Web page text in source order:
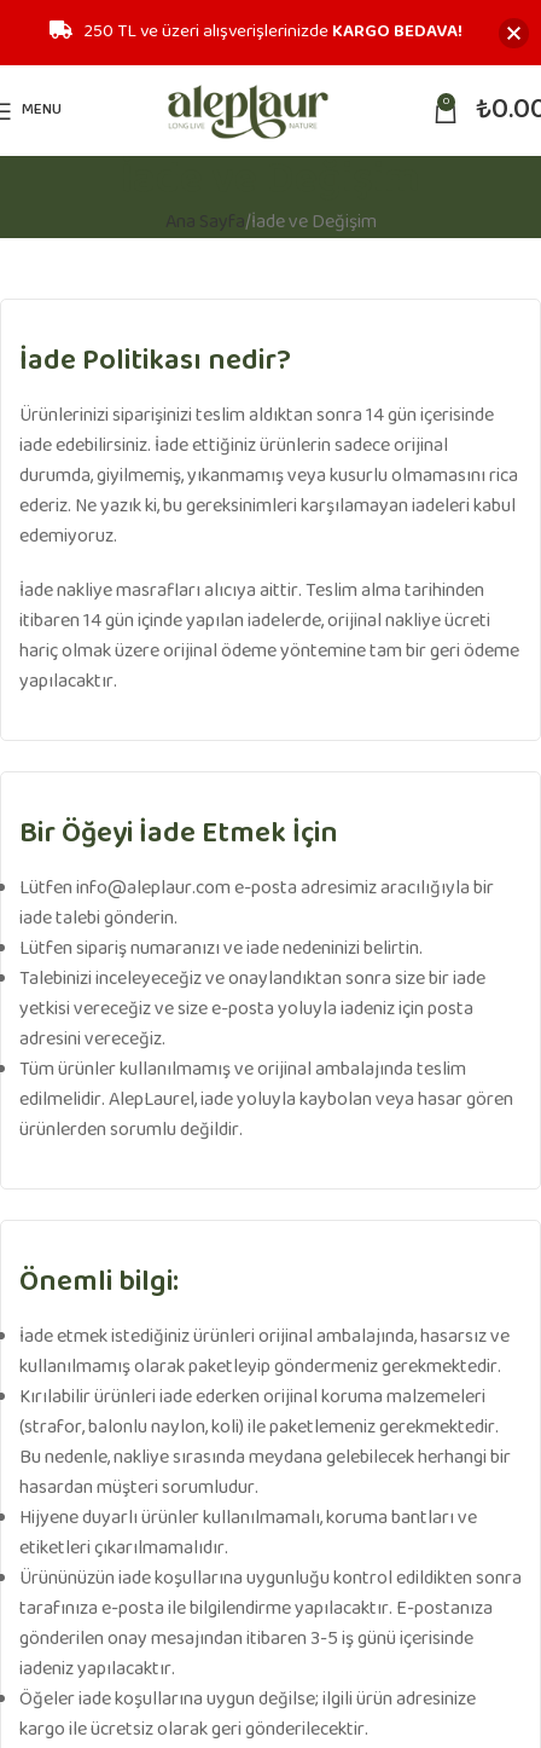
MENU 0 ₺
İade ve Değişim
Ana Sayfa İade ve Değişim
İade Politikası nedir?
Ürünlerinizi siparişinizi teslim aldıktan sonra 14 gün içerisinde
iade edebilirsiniz. İade ettiğiniz ürünlerin sadece orijinal
durumda, giyilmemiş, yıkanmamış veya kusurlu olmamasını rica
ederiz. Ne yazık ki, bu gereksinimleri karşılamayan iadeleri kabul
edemiyoruz.
İade nakliye masrafları alıcıya aittir. Teslim alma tarihinden
itibaren 14 gün içinde yapılan iadelerde, orijinal nakliye ücreti
hariç olmak üzere orijinal ödeme yöntemine tam bir geri ödeme
yapılacaktır.
Bir Öğeyi İade Etmek İçin
Lütfeninfo@aleplaur.come-posta adresimiz aracılığıyla bir
iade talebi gönderin.
Lütfen sipariş numaranızı ve iade nedeninizi belirtin.
Talebinizi inceleyeceğiz ve onaylandıktan sonra size bir iade
yetkisi vereceğiz ve size e-posta yoluyla iadeniz için posta
adresini vereceğiz.
Tüm ürünler kullanılmamış ve orijinal ambalajında teslim
edilmelidir. AlepLaurel, iade yoluyla kaybolan veya hasar gören
ürünlerden sorumlu değildir.
Önemli bilgi:
İade etmek istediğiniz ürünleri orijinal ambalajında, hasarsız ve
kullanılmamış olarak paketleyip göndermeniz gerekmektedir.
Kırılabilir ürünleri iade ederken orijinal koruma malzemeleri
(strafor, balonlu naylon, koli) ile paketlemeniz gerekmektedir.
Bu nedenle, nakliye sırasında meydana gelebilecek herhangi bir
hasardan müşteri sorumludur.
Hijyene duyarlı ürünler kullanılmamalı, koruma bantları ve
etiketleri çıkarılmamalıdır.
Ürününüzün iade koşullarına uygunluğu kontrol edildikten sonra
tarafınıza e-posta ile bilgilendirme yapılacaktır. E-postanıza
gönderilen onay mesajından itibaren 3-5 iş günü içerisinde
iadeniz yapılacaktır.
Öğeler iade koşullarına uygun değilse; ilgili ürün adresinize
kargo ile ücretsiz olarak geri gönderilecektir.
250 TL ve üzeri alışverişlerinizdeKARGO BEDAVA!